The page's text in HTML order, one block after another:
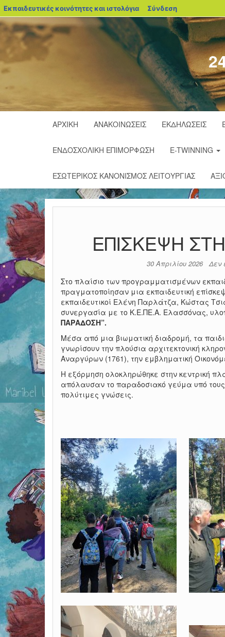
Εκπαιδευτικές κοινότητες και ιστολόγια blogs.sch.gr
Σύνδεση
ΑΡΧΙΚΉ ΑΝΑΚΟΙΝΏΣΕΙΣ ΕΚΔΗΛΏΣΕΙΣ
ΕΝΔΟΣΧΟΛΙΚΉ ΕΠΙΜΌΡΦΩΣΗ E-TWINNING
ΕΣΩΤΕΡΙΚΌΣ ΚΑΝΟΝΙΣΜΌΣ ΛΕΙΤΟΥΡΓΊΑΣ
ΕΠΙΣΚΕΨΗ
30 Απριλίου 2026 Δεν
Στο πλαίσιο των προγραμματισμένων
πραγματοποίησαν μια εκπαιδευτική
εκπαιδευτικοί Ελένη Παρλάτζα, Κώστας
συνεργασία με το Κ.Ε.ΠΕ.Α. Ελασσόνας,
ΠΑΡΑΔΟΣΗ”.
Μέσα από μια βιωματική διαδρομή, τα
γνωρίσουν την πλούσια αρχιτεκτονική
Αναργύρων (1761), την εμβληματική
Η εξόρμηση ολοκληρώθηκε στην κεντρική
απόλαυσαν το παραδοσιακό γεύμα υπό τους
πολύτιμες γνώσεις.